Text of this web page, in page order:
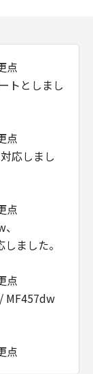
点
トとしまし
点
応しまし
点
ました。
点
MF457dw
点